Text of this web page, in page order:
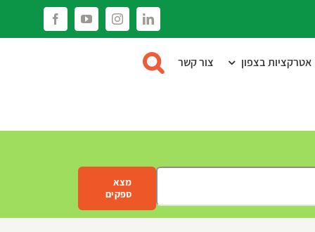
LinkedIn
Instagram
YouTube
Facebook
אטרקציות בצפון צור קשר
מצא
ספקים